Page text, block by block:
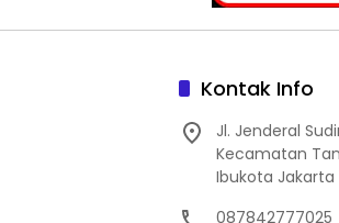
Kontak Info
Jl. Jenderal
Kecamatan
Ibukota Jakarta
087842777025